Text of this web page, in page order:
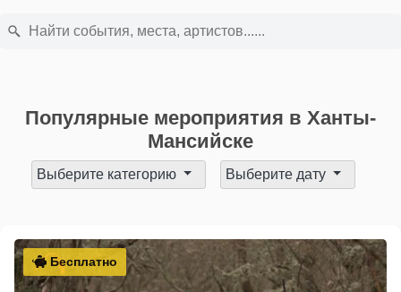
Популярные мероприятия в Ханты-
Мансийске
Выберите категорию Выберите дату
Бесплатно